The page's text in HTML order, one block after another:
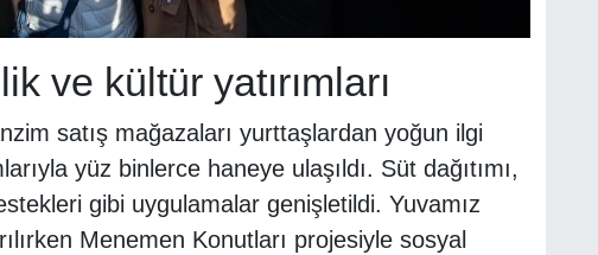
ve kültür yatırımları
satış mağazaları yurttaşlardan yoğun ilgi
yüz binlerce haneye ulaşıldı. Süt dağıtımı,
gibi uygulamalar genişletildi. Yuvamız
Menemen Konutları projesiyle sosyal